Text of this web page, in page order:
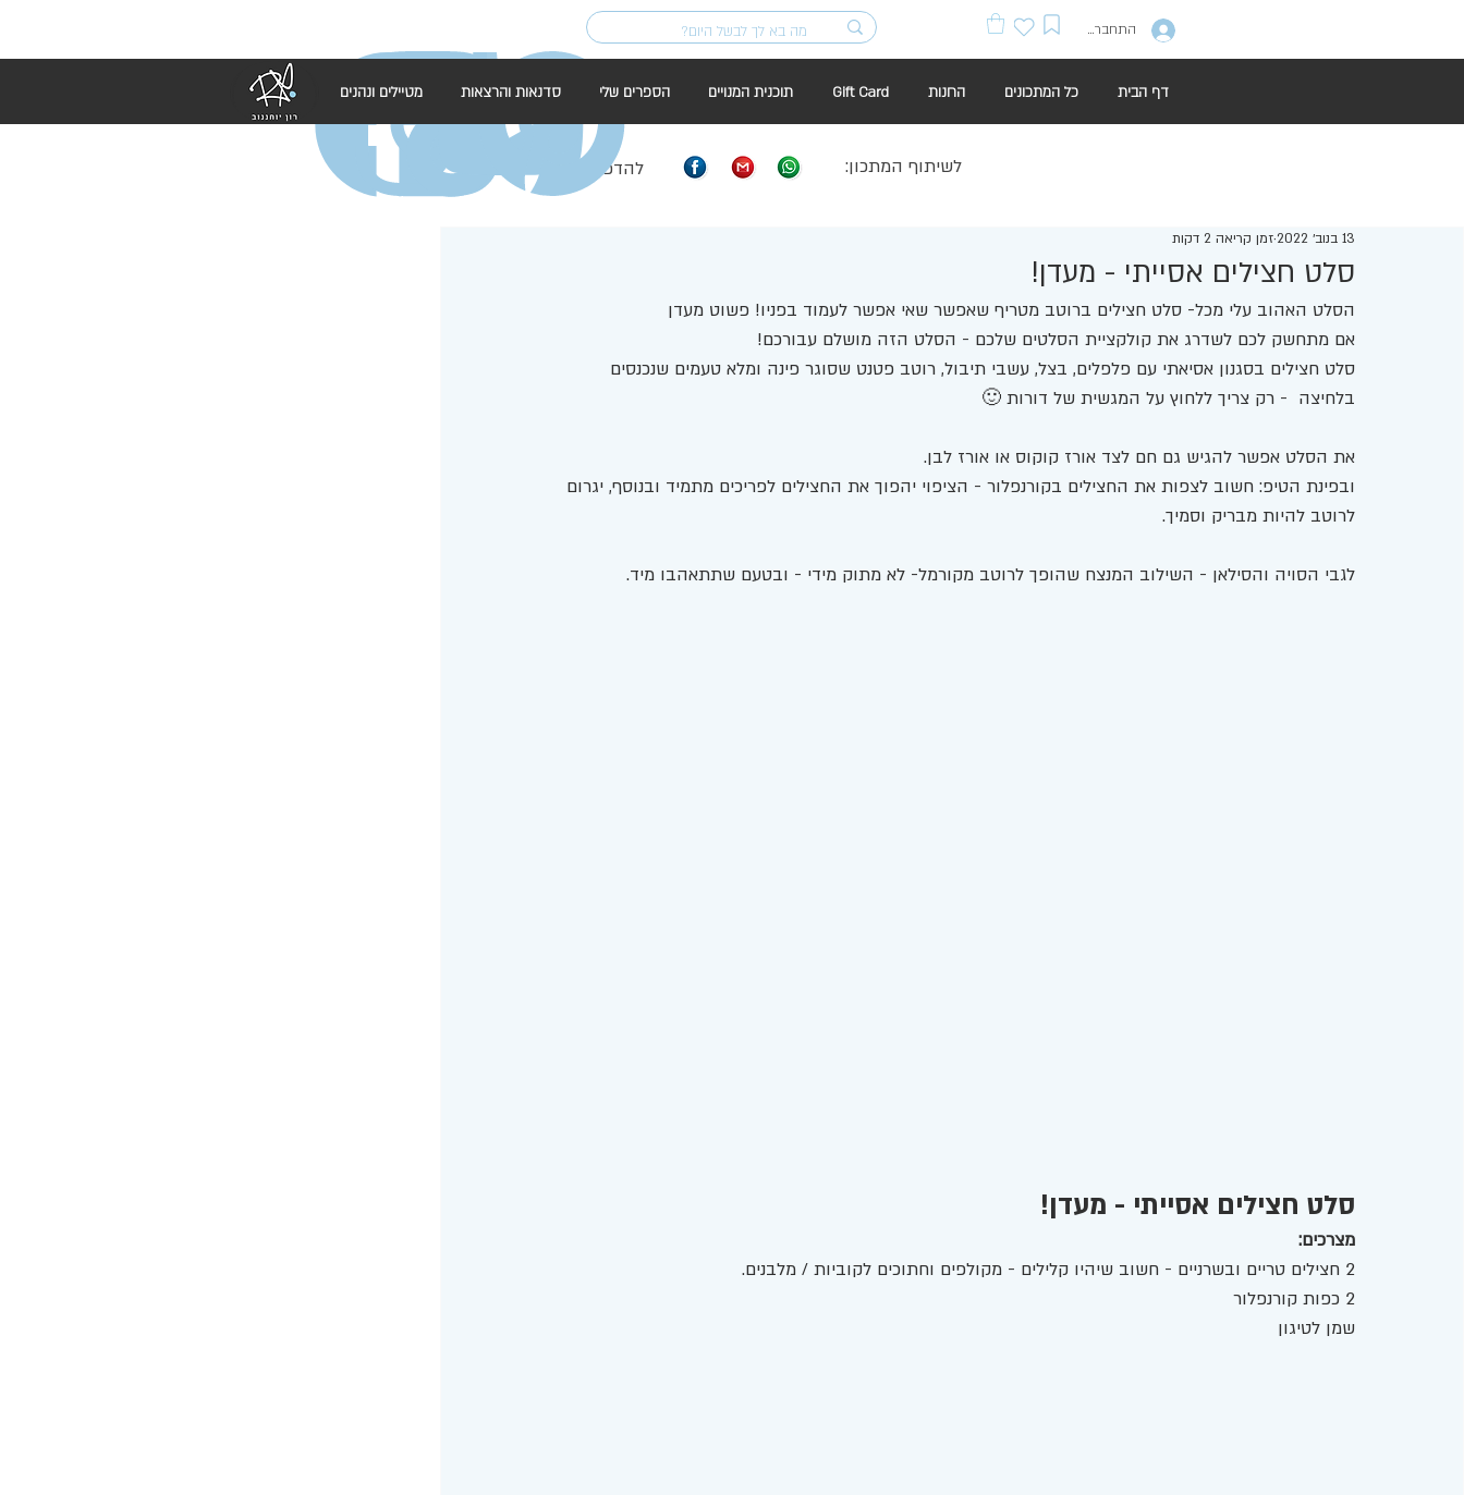
התחברות
דף הבית כל המתכונים החנות Gift Card תוכנית המנויים הספרים שלי סדנאות והרצאות מטיילים ונהנים
להדפסה: לשיתוף המתכון:
סלט חצילים אסייתי - מעדן!
13 בנוב׳ 2022 זמן קריאה 2 דקות
הסלט האהוב עלי מכל- סלט חצילים ברוטב מטריף שאפשר שאי אפשר לעמוד בפניו! פשוט מעדן
אם מתחשק לכם לשדרג את קולקציית הסלטים שלכם - הסלט הזה מושלם עבורכם!
סלט חצילים בסגנון אסיאתי עם פלפלים, בצל, עשבי תיבול, רוטב פטנט שסוגר פינה ומלא טעמים שנכנסים
בלחיצה  - רק צריך ללחוץ על המגשית של דורות 🙂
את הסלט אפשר להגיש גם חם לצד אורז קוקוס או אורז לבן.
ובפינת הטיפ: חשוב לצפות את החצילים בקורנפלור - הציפוי יהפוך את החצילים לפריכים מתמיד ובנוסף, יגרום
לרוטב להיות מבריק וסמיך.
לגבי הסויה והסילאן - השילוב המנצח שהופך לרוטב מקורמל- לא מתוק מידי - ובטעם שתתאהבו מיד.
סלט חצילים אסייתי - מעדן!
מצרכים:
2 חצילים טריים ובשרניים - חשוב שיהיו קלילים - מקולפים וחתוכים לקוביות / מלבנים.
2 כפות קורנפלור
שמן לטיגון